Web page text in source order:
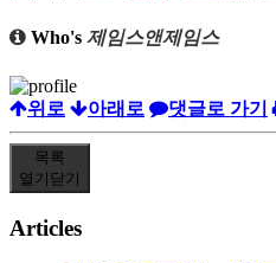
Who's 제임스앤제임스
위로 아래로 댓글로 가기
목록
열기 닫기
Articles